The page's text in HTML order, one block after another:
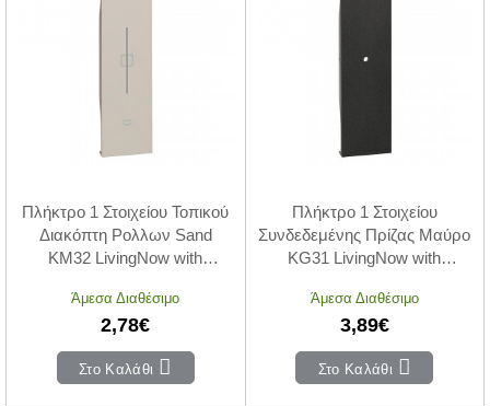
Πλήκτρο 1 Στοιχείου Τοπικού
Διακόπτη Ρολλων Sand
KM32 LivingNow with
Άμεσα Διαθέσιμο
2,78€
Στο Καλάθι
Πλήκτρο 1 Στοιχείου
Συνδεδεμένης Πρίζας Μαύρο
KG31 LivingNow with
Άμεσα Διαθέσιμο
3,89€
Στο Καλάθι